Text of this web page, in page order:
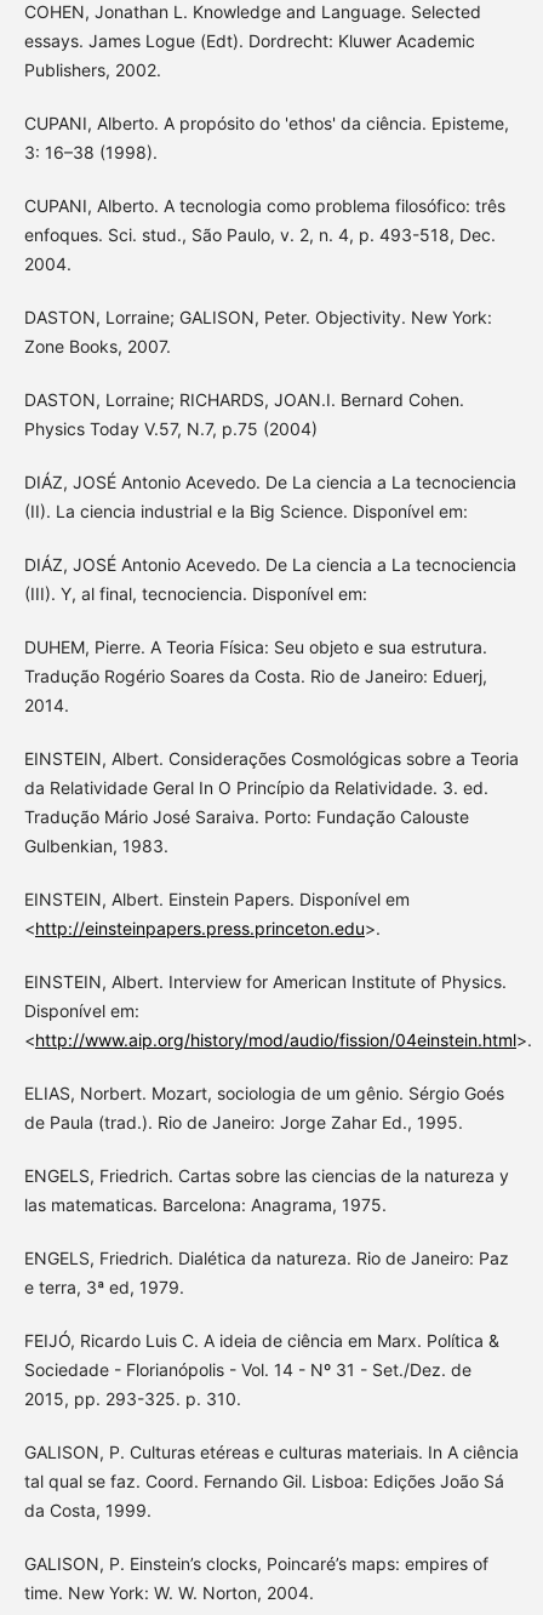
COHEN, Jonathan L. Knowledge and Language. Selected
essays. James Logue (Edt). Dordrecht: Kluwer Academic
Publishers, 2002.
CUPANI, Alberto. A propósito do 'ethos' da ciência. Episteme,
3: 16–38 (1998).
CUPANI, Alberto. A tecnologia como problema filosófico: três
enfoques. Sci. stud., São Paulo, v. 2, n. 4, p. 493-518, Dec.
2004.
DASTON, Lorraine; GALISON, Peter. Objectivity. New York:
Zone Books, 2007.
DASTON, Lorraine; RICHARDS, JOAN.I. Bernard Cohen.
Physics Today V.57, N.7, p.75 (2004)
DIÁZ, JOSÉ Antonio Acevedo. De La ciencia a La tecnociencia
(II). La ciencia industrial e la Big Science. Disponível em:
DIÁZ, JOSÉ Antonio Acevedo. De La ciencia a La tecnociencia
(III). Y, al final, tecnociencia. Disponível em:
DUHEM, Pierre. A Teoria Física: Seu objeto e sua estrutura.
Tradução Rogério Soares da Costa. Rio de Janeiro: Eduerj,
2014.
EINSTEIN, Albert. Considerações Cosmológicas sobre a Teoria
da Relatividade Geral In O Princípio da Relatividade. 3. ed.
Tradução Mário José Saraiva. Porto: Fundação Calouste
Gulbenkian, 1983.
EINSTEIN, Albert. Einstein Papers. Disponível em
<http://einsteinpapers.press.princeton.edu>.
EINSTEIN, Albert. Interview for American Institute of Physics.
Disponível em:
<http://www.aip.org/history/mod/audio/fission/04einstein.html>.
ELIAS, Norbert. Mozart, sociologia de um gênio. Sérgio Goés
de Paula (trad.). Rio de Janeiro: Jorge Zahar Ed., 1995.
ENGELS, Friedrich. Cartas sobre las ciencias de la natureza y
las matematicas. Barcelona: Anagrama, 1975.
ENGELS, Friedrich. Dialética da natureza. Rio de Janeiro: Paz
e terra, 3ª ed, 1979.
FEIJÓ, Ricardo Luis C. A ideia de ciência em Marx. Política &
Sociedade - Florianópolis - Vol. 14 - Nº 31 - Set./Dez. de
2015, pp. 293-325. p. 310.
GALISON, P. Culturas etéreas e culturas materiais. In A ciência
tal qual se faz. Coord. Fernando Gil. Lisboa: Edições João Sá
da Costa, 1999.
GALISON, P. Einstein’s clocks, Poincaré’s maps: empires of
time. New York: W. W. Norton, 2004.